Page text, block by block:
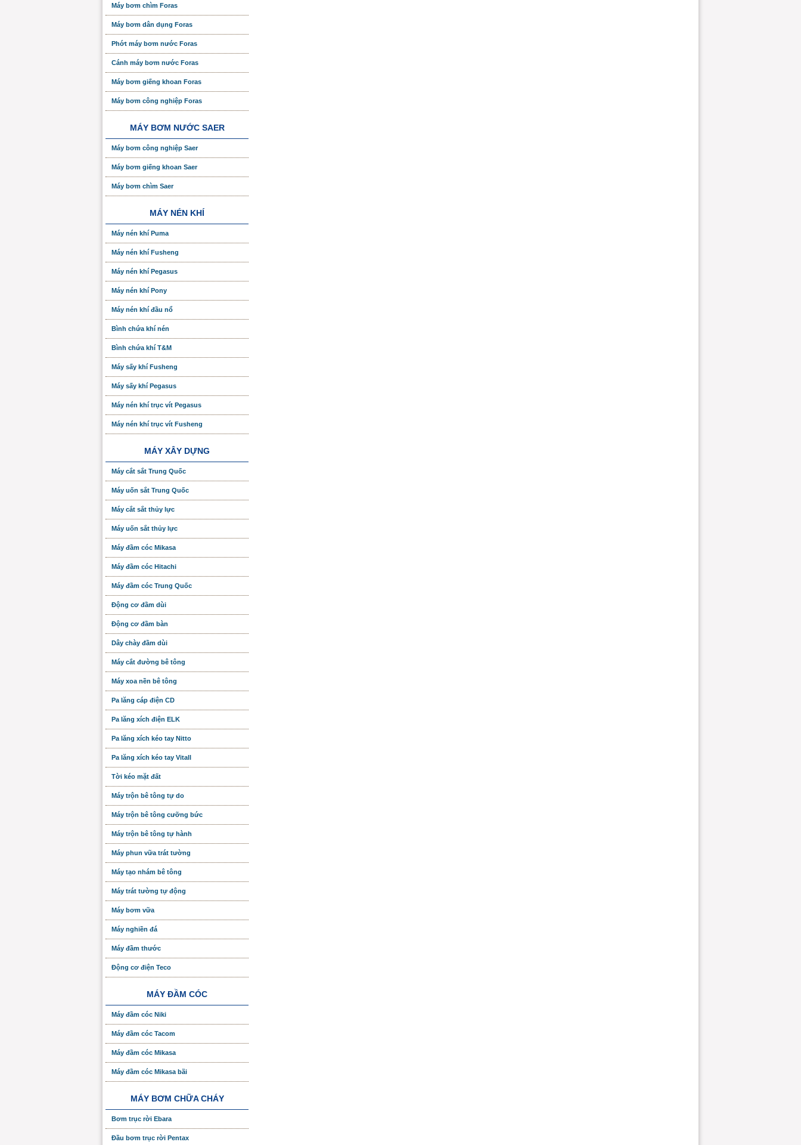
Máy bơm chìm Foras
Máy bơm dân dụng Foras
Phớt máy bơm nước Foras
Cánh máy bơm nước Foras
Máy bơm giếng khoan Foras
Máy bơm công nghiệp Foras
MÁY BƠM NƯỚC SAER
Máy bơm công nghiệp Saer
Máy bơm giếng khoan Saer
Máy bơm chìm Saer
MÁY NÉN KHÍ
Máy nén khí Puma
Máy nén khí Fusheng
Máy nén khí Pegasus
Máy nén khí Pony
Máy nén khí đầu nổ
Bình chứa khí nén
Bình chứa khí T&M
Máy sấy khí Fusheng
Máy sấy khí Pegasus
Máy nén khí trục vít Pegasus
Máy nén khí trục vít Fusheng
MÁY XÂY DỰNG
Máy cắt sắt Trung Quốc
Máy uốn sắt Trung Quốc
Máy cắt sắt thủy lực
Máy uốn sắt thủy lực
Máy đầm cóc Mikasa
Máy đầm cóc Hitachi
Máy đầm cóc Trung Quốc
Động cơ đầm dùi
Động cơ đầm bàn
Dây chày đầm dùi
Máy cắt đường bê tông
Máy xoa nền bê tông
Pa lăng cáp điện CD
Pa lăng xích điện ELK
Pa lăng xích kéo tay Nitto
Pa lăng xích kéo tay Vitall
Tời kéo mặt đất
Máy trộn bê tông tự do
Máy trộn bê tông cưỡng bức
Máy trộn bê tông tự hành
Máy phun vữa trát tường
Máy tạo nhám bê tông
Máy trát tường tự động
Máy bơm vữa
Máy nghiền đá
Máy đầm thước
Động cơ điện Teco
MÁY ĐẦM CÓC
Máy đầm cóc Niki
Máy đầm cóc Tacom
Máy đầm cóc Mikasa
Máy đầm cóc Mikasa bãi
MÁY BƠM CHỮA CHÁY
Bơm trục rời Ebara
Đầu bơm trục rời Pentax